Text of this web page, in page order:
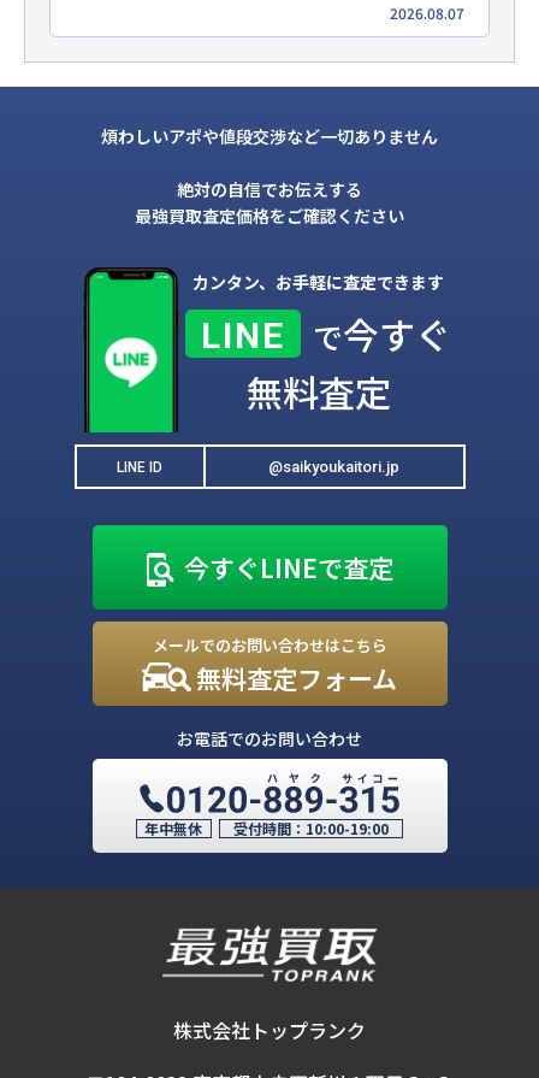
2026.08.07
煩わしいアポや値段交渉など一切ありません
絶対の自信でお伝えする
最強買取査定価格をご確認ください
カンタン、お手軽に査定できます
LINE で今すぐ
無料査定
LINE ID @saikyoukaitori.jp
今すぐLINEで査定
メールでのお問い合わせはこちら
無料査定フォーム
お電話でのお問い合わせ
年中無休 受付時間： 10:00-19:00
株式会社トップランク